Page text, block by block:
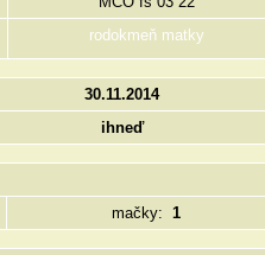
rodokmeň matky
30.11.2014
ihneď
mačky: 1